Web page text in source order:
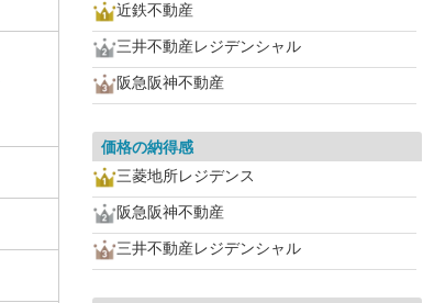
近鉄不動産
三井不動産レジデンシャル
阪急阪神不動産
価格の納得感
三菱地所レジデンス
阪急阪神不動産
三井不動産レジデンシャル